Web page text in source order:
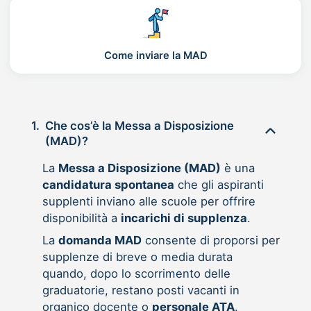
Come inviare la MAD
1. Che cos’è la Messa a Disposizione
(MAD)?
La Messa a Disposizione (MAD) è una
candidatura spontanea che gli aspiranti
supplenti inviano alle scuole per offrire
disponibilità a incarichi di supplenza.
La domanda MADconsente di proporsi per
supplenze di breve o media durata
quando, dopo lo scorrimento delle
graduatorie, restano posti vacanti in
organico docente o personale ATA.